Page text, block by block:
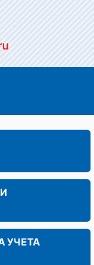
УЧЕТА